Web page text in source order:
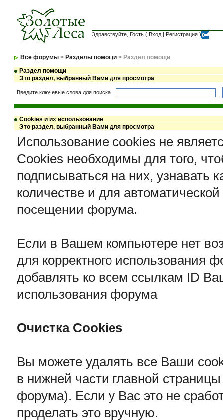
Здравствуйте, Гость ( Вход | Регистрация )
Все форумы > Разделы помощи > Раздел помощи
Раздел помощи
Это раздел, выбранный Вами для просмотра
Введите ключевые слова для поиска
Cookies и их использование
Это раздел, выбранный Вами для просмотра
Использование cookies не
Cookies необходимы для того,
подписываться на них, узнавать
количестве и для
посещении форума.
Если в Вашем компьютере нет
для корректного использования
добавлять ко всем ссылкам ID
использования форума
Очистка Cookies
Вы можете удалять все Ваши
в нижней части главной
форума). Если у Вас это не
проделать это вручную.